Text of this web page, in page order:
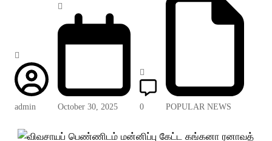
admin October 30, 2025 0 POPULAR NEWS